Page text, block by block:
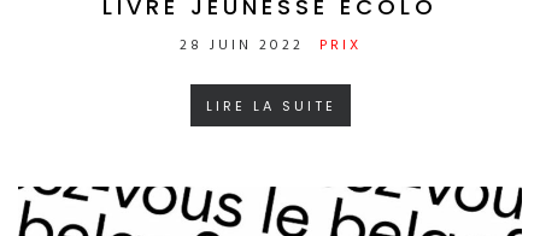
LIVRE JEUNESSE ÉCOLO
28 JUIN 2022 PRIX
LIRE LA SUITE